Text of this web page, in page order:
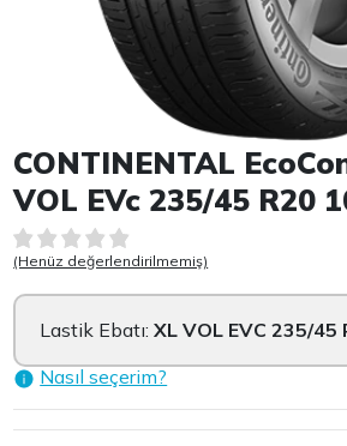
Item 1 of 1
CONTINENTAL
VOL EVc 235/45 R20
(Henüz değerlendirilmemiş)
Lastik Ebatı:XL VOL EVC 235/45
Nasıl seçerim?